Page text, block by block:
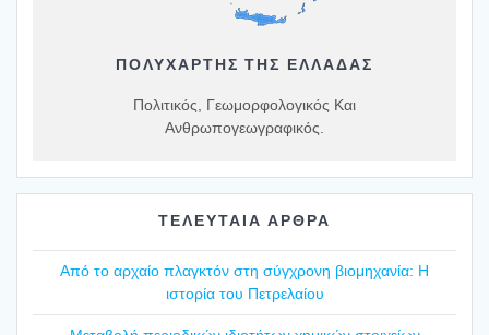
ΠΟΛΥΧΆΡΤΗΣ ΤΗΣ ΕΛΛΆΔΑΣ
Πολιτικός, Γεωμορφολογικός Και
Ανθρωπογεωγραφικός.
ΤΕΛΕΥΤΑΙΑ ΑΡΘΡΑ
Από το αρχαίο πλαγ­κτόν στη σύγ­χρο­νη βιο­μη­χα­νία: Η
ιστο­ρία του Πετρε­λαί­ου